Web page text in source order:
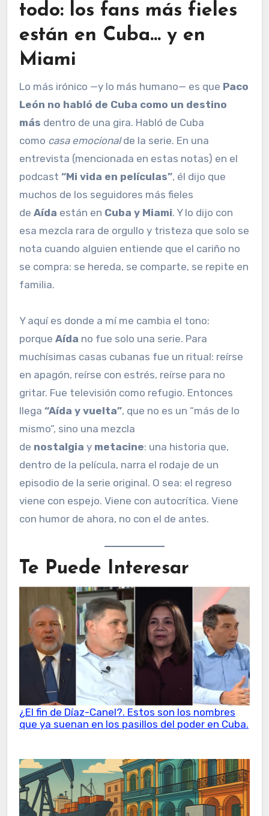
todo: los fans más fieles
están en Cuba… y en
Miami
Lo más irónico —y lo más humano— es que Paco
León no habló de Cuba como un destino
más dentro de una gira. Habló de Cuba
como casa emocionalde la serie. En una
entrevista (mencionada en estas notas) en el
podcast “Mi vida en películas”, él dijo que
muchos de los seguidores más fieles
de Aída están en Cuba y Miami. Y lo dijo con
esa mezcla rara de orgullo y tristeza que solo se
nota cuando alguien entiende que el cariño no
se compra: se hereda, se comparte, se repite en
familia.
Y aquí es donde a mí me cambia el tono:
porque Aída no fue solo una serie. Para
muchísimas casas cubanas fue un ritual: reírse
en apagón, reírse con estrés, reírse para no
gritar. Fue televisión como refugio. Entonces
llega “Aída y vuelta”, que no es un “más de lo
mismo”, sino una mezcla
de nostalgia y metacine: una historia que,
dentro de la película, narra el rodaje de un
episodio de la serie original. O sea: el regreso
viene con espejo. Viene con autocrítica. Viene
con humor de ahora, no con el de antes.
Te Puede Interesar
¿El fin de Díaz-Canel?. Estos son los nombres
que ya suenan en los pasillos del poder en Cuba.